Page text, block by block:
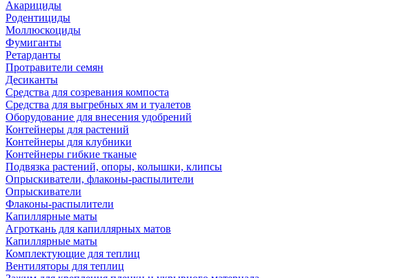
Акарициды
Родентициды
Моллюскоциды
Фумиганты
Ретарданты
Протравители семян
Десиканты
Средства для созревания компоста
Средства для выгребных ям и туалетов
Оборудование для внесения удобрений
Контейнеры для растений
Контейнеры для клубники
Контейнеры гибкие тканые
Подвязка растений, опоры, колышки, клипсы
Опрыскиватели, флаконы-распылители
Опрыскиватели
Флаконы-распылители
Капиллярные маты
Агроткань для капиллярных матов
Капиллярные маты
Комплектующие для теплиц
Вентиляторы для теплиц